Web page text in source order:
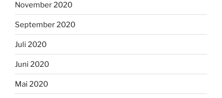
November 2020
September 2020
Juli 2020
Juni 2020
Mai 2020